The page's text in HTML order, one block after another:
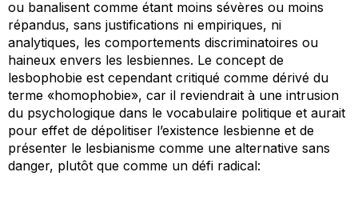
ou banalisent comme étant moins sévères ou moins
répandus, sans justifications ni empiriques, ni
analytiques, les comportements discriminatoires ou
haineux envers les lesbiennes. Le concept de
lesbophobie est cependant critiqué comme dérivé du
terme «homophobie», car il reviendrait à une intrusion
du psychologique dans le vocabulaire politique et aurait
pour effet de dépolitiser l’existence lesbienne et de
présenter le lesbianisme comme une alternative sans
danger, plutôt que comme un défi radical: